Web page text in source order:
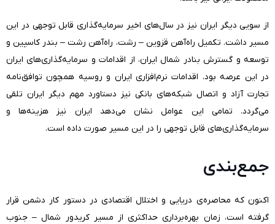
از سویی دیگر ایران نیز در سال‌های اخیر سرمایه‌گذاری قابل توجهی در این
مسیر داشت. تکمیل راه‌آهن قزوین – رشت، راه‌آهن رشت – بندر کاسپین و
توسعه و گسترش بنادر شمال ایران، از اقدامات و سرمایه‌گذاری‌های ایران
در این عرصه بود. اقدامات نرم‌افزاری ایران و روسیه همچون توافق‌نامه
تجارت آزاد و اتصال شبکه‌های بانکی نیز دستاورد مهم دیگر ایران تلقی
می‌گردد. تمامی این عوامل نشان می‌دهد ایران نیز هزینه‌ها و
سرمایه‌گذاری‌های قابل توجهی را در این مسیر صورت داده است.
جمع‌بندی
اکنون که محاصره‌ی دریایی و اختلال اقتصادی در دستور کار دشمن قرار
گرفته است، زمان بهره‌برداری حداکثری از مسیر کریدور شمال – جنوب